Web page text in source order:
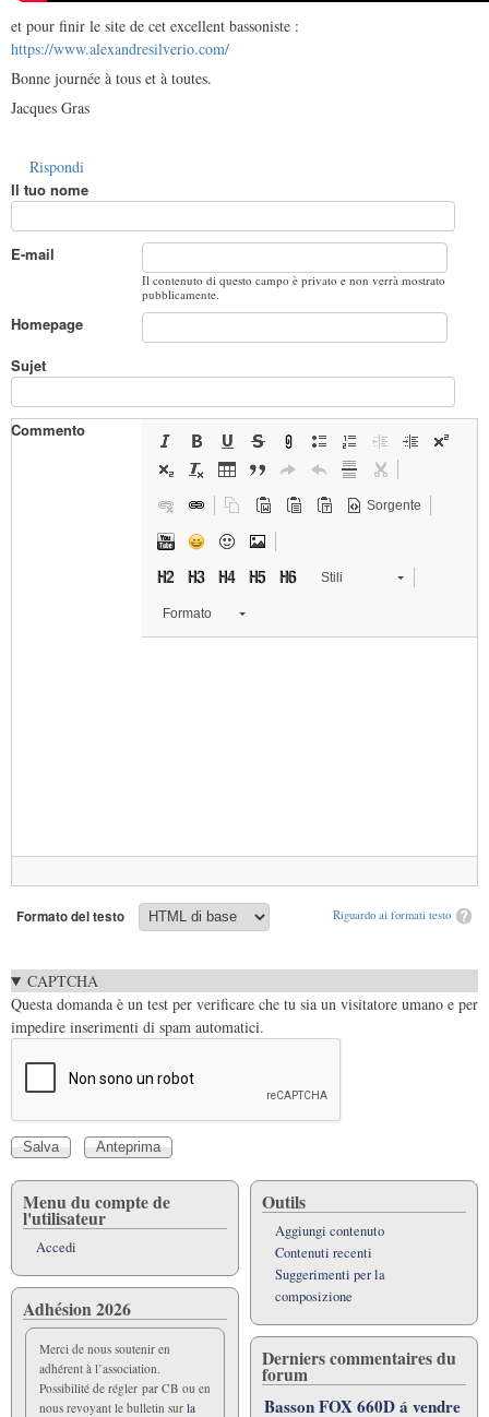
et pour finir le site de cet excellent bassoniste :
https://www.alexandresilverio.com/
Bonne journée à tous et à toutes.
Jacques Gras
Rispondi
Il tuo nome
E-mail
Il contenuto di questo campo è privato e non verrà mostrato
pubblicamente.
Homepage
Sujet
Commento
Sorgente
Stili
Formato
Riguardo ai formati testo
Formato del testo
CAPTCHA
Questa domanda è un test per verificare che tu sia un visitatore umano e per
impedire inserimenti di spam automatici.
Menu du compte de
l'utilisateur
Accedi
Adhésion 2026
Merci de nous soutenir en
adhérent à l’association.
Possibilité de régler par CB ou en
nous revoyant le bulletin sur la
Outils
Aggiungi contenuto
Contenuti recenti
Suggerimenti per la
composizione
Derniers commentaires du
forum
Basson FOX 660D á vendre